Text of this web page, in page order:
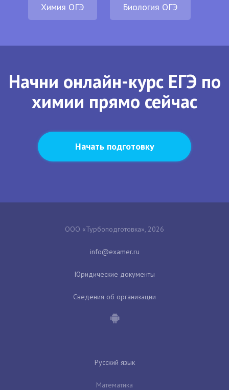
Химия ОГЭ Биология ОГЭ
Начни онлайн-курс ЕГЭ по
химии прямо сейчас
Начать подготовку
ООО «Турбоподготовка», 2026
Юридические документы
Сведения об организации
Русский язык
Математика